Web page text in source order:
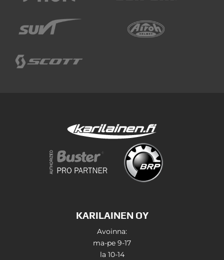
KARILAINEN OY
Avoinna:
ma-pe 9-17
la 10-14